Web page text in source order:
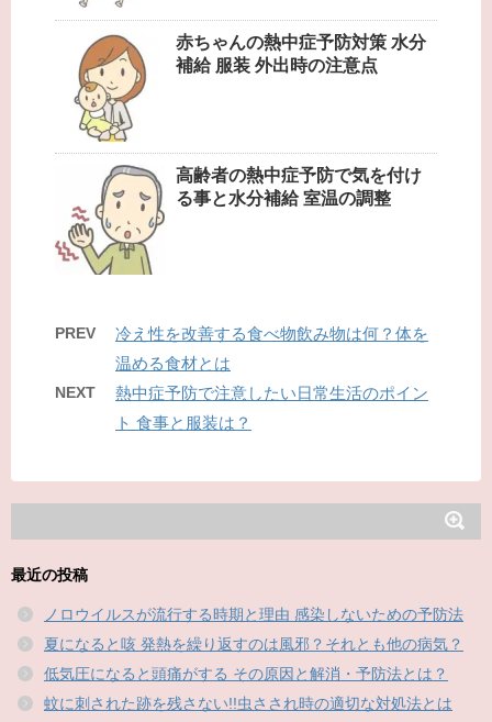
赤ちゃんの熱中症予防対策 水分
補給 服装 外出時の注意点
高齢者の熱中症予防で気を付け
る事と水分補給 室温の調整
PREV
冷え性を改善する食べ物飲み物は何？体を
温める食材とは
NEXT
熱中症予防で注意したい日常生活のポイン
ト 食事と服装は？
最近の投稿
ノロウイルスが流行する時期と理由 感染しないための予防法
夏になると咳 発熱を繰り返すのは風邪？それとも他の病気？
低気圧になると頭痛がする その原因と解消・予防法とは？
蚊に刺された跡を残さない!!虫さされ時の適切な対処法とは